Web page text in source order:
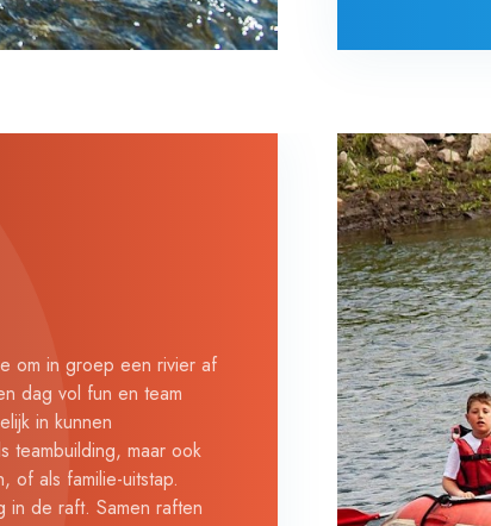
om in groep een rivier af
dag vol fun en team
in kunnen
teambuilding, maar ook
of als familie-uitstap.
de raft. Samen raften